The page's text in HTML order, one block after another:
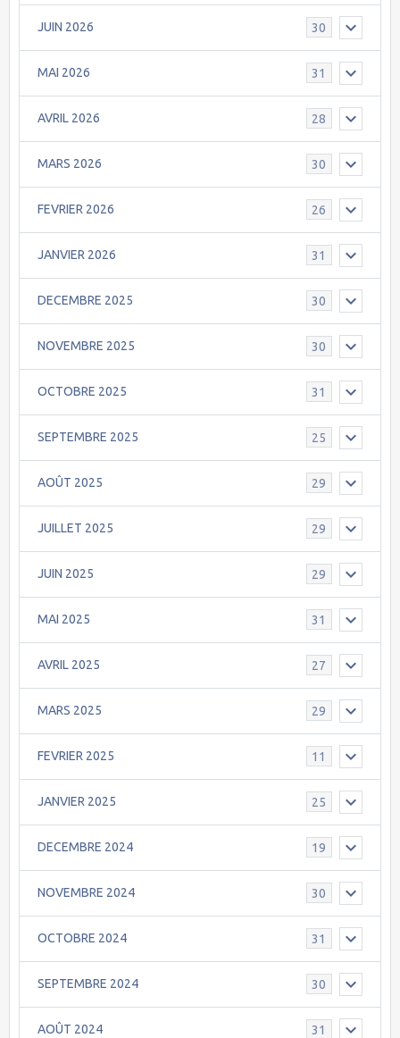
JUIN 2026 30
MAI 2026 31
AVRIL 2026 28
MARS 2026 30
FEVRIER 2026 26
JANVIER 2026 31
DECEMBRE 2025 30
NOVEMBRE 2025 30
OCTOBRE 2025 31
SEPTEMBRE 2025 25
AOÛT 2025 29
JUILLET 2025 29
JUIN 2025 29
MAI 2025 31
AVRIL 2025 27
MARS 2025 29
FEVRIER 2025 11
JANVIER 2025 25
DECEMBRE 2024 19
NOVEMBRE 2024 30
OCTOBRE 2024 31
SEPTEMBRE 2024 30
AOÛT 2024 31